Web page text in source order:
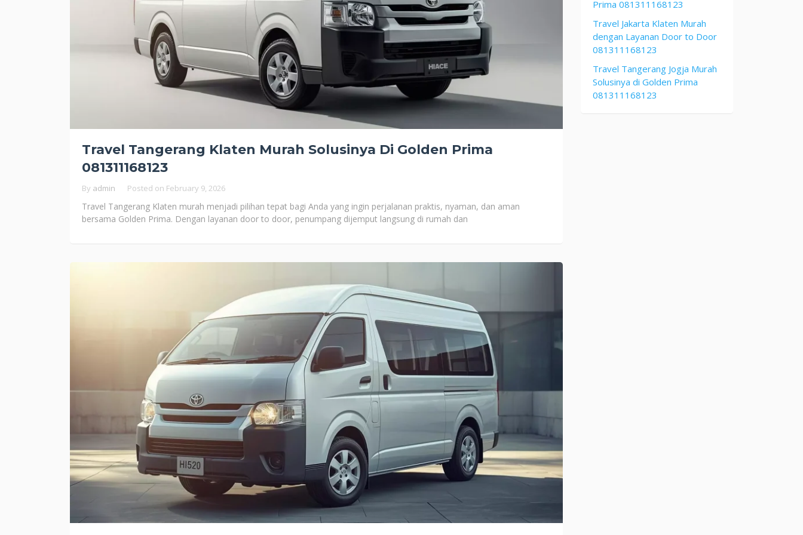
Travel Tangerang Klaten Murah Solusinya Di Golden Prima
081311168123
By admin Posted on February 9, 2026
Travel Tangerang Klaten murah menjadi pilihan tepat bagi Anda yang ingin perjalanan praktis, nyaman, dan aman
bersama Golden Prima. Dengan layanan door to door, penumpang dijemput langsung di rumah dan
Prima 081311168123
Travel Jakarta Klaten Murah
dengan Layanan Door to Door
081311168123
Travel Tangerang Jogja Murah
Solusinya di Golden Prima
081311168123